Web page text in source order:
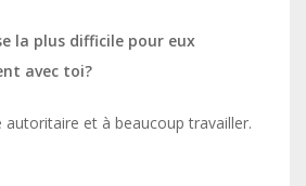
la plus difficile pour eux
avec toi?
autoritaire et à beaucoup travailler.